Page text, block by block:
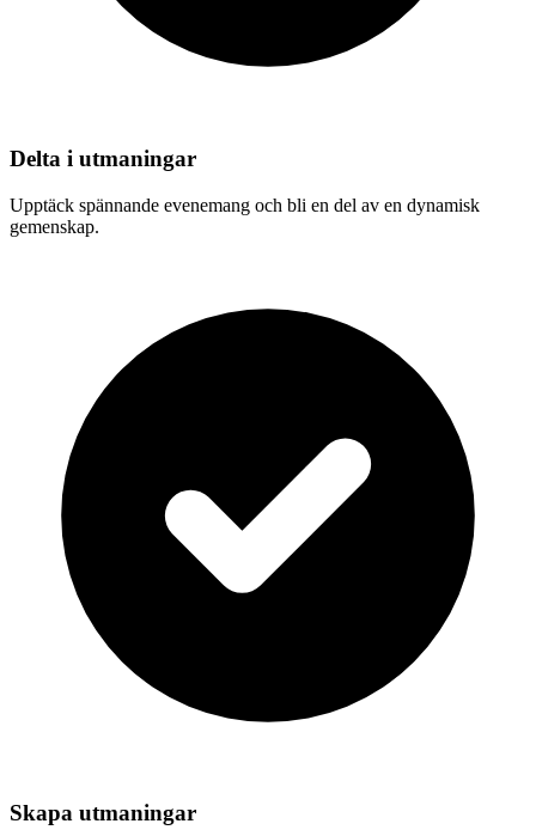
Delta i utmaningar
Upptäck spännande evenemang och bli en del av en dynamisk
gemenskap.
Skapa utmaningar